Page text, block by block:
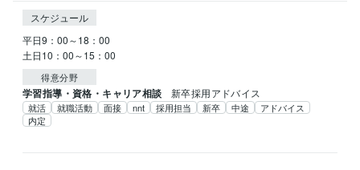
スケジュール
平日9：00～18：00
土日10：00～15：00
得意分野
学習指導・資格・キャリア相談 新卒採用アドバイス
就活 就職活動 面接 nnt 採用担当 新卒 中途
アドバイス
内定